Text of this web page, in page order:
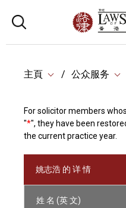
主頁 公众服务
For solicitor members
"*", they have been
the current practice year.
姚志浩 的 详 情
姓 名 (英 文)